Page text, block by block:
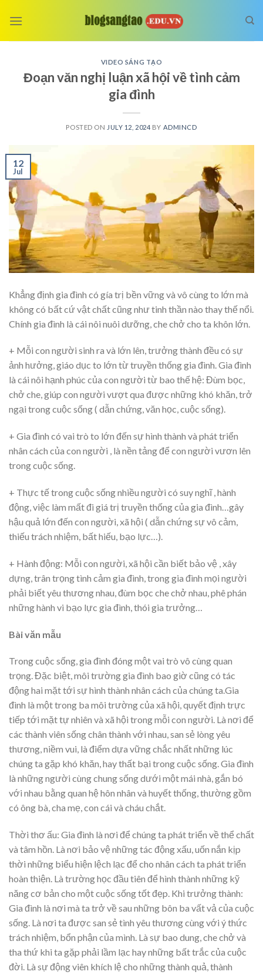
VIDEO SÁNG TẠO
Đoạn văn nghị luận xã hội về tình cảm
gia đình
POSTED ON JULY 12, 2024 BY ADMINCD
12
Jul
Khẳng định gia đình có gía trị bền vững và vô cùng to lớn mà
không có bất cứ vật chất cũng như tinh thần nào thay thế nổi.
Chính gia đình là cái nôi nuôi dưỡng, che chở cho ta khôn lớn.
+ Mỗi con người sinh ra và lớn lên, trưởng thành đều có sự
ảnh hưởng, giáo dục to lớn từ truyền thống gia đình. Gia đình
là cái nôi hạnh phúc của con người từ bao thế hệ: Đùm bọc,
chở che, giúp con người vượt qua được những khó khăn, trở
ngại trong cuộc sống ( dẫn chứng, văn học, cuộc sống).
+ Gia đình có vai trò to lớn đến sự hình thành và phát triển
nhân cách của con người , là nền tảng để con người vươn lên
trong cuộc sống.
+ Thực tế trong cuộc sống nhiều người có suy nghĩ , hành
động, việc làm mất đi giá trị truyền thống của gia đình…gây
hậu quả lớn đến con người, xã hội ( dẫn chứng sự vô cảm,
thiếu trách nhiệm, bất hiếu, bạo lực…).
+ Hành động: Mỗi con người, xã hội cần biết bảo vệ , xây
dựng, trân trọng tình cảm gia đình, trong gia đình mọi người
phải biết yêu thương nhau, đùm bọc che chở nhau, phê phán
những hành vi bạo lực gia đình, thói gia trưởng…
Bài văn mẫu
Trong cuộc sống, gia đình đóng một vai trò vô cùng quan
trọng. Đặc biệt, môi trường gia đình bao giờ cũng có tác
động hai mặt tới sự hình thành nhân cách của chúng ta.Gia
đình là một trong ba môi trường của xã hội, quyết định trực
tiếp tới mặt tự nhiên và xã hội trong mỗi con người. Là nơi để
các thành viên sống chân thành với nhau, san sẻ lòng yêu
thương, niềm vui, là điểm dựa vững chắc nhất những lúc
chúng ta gặp khó khăn, hay thất bại trong cuộc sống. Gia đình
là những người cùng chung sống dưới một mái nhà, gắn bó
với nhau bằng quan hệ hôn nhân và huyết thống, thường gồm
có ông bà, cha mẹ, con cái và cháu chắt.
Thời thơ ấu: Gia đình là nơi để chúng ta phát triển về thể chất
và tâm hồn. Là nơi bảo vệ những tác động xấu, uốn nắn kịp
thời những biểu hiện lệch lạc để cho nhân cách ta phát triển
hoàn thiện. Là trường học đầu tiên để hình thành những kỹ
năng cơ bản cho một cuộc sống tốt đẹp. Khi trưởng thành:
Gia đình là nơi mà ta trở về sau những bôn ba vất vả của cuộc
sống. Là nơi ta được san sẻ tình yêu thương cùng với ý thức
trách nhiệm, bổn phận của mình. Là sự bao dung, che chở và
tha thứ khi ta gặp phải lầm lạc hay những bất trắc của cuộc
đời. Là sự động viên khích lệ cho những thành quả, thành